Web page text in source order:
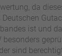
da
ist und
besonders
sind